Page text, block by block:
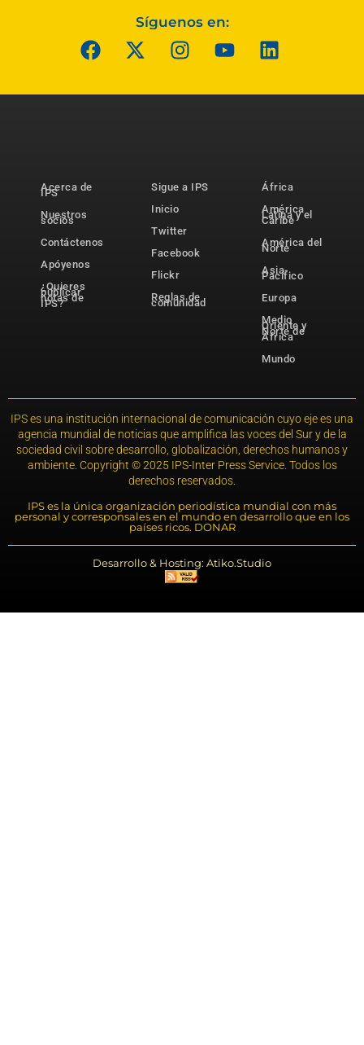
Síguenos en:
Acerca de
IPS
Nuestros
socios
Contáctenos
Apóyenos
¿Quieres
publicar
notas de
IPS?
Sigue a IPS
Inicio
Twitter
Facebook
Flickr
Reglas de
comunidad
África
América
Latina y el
Caribe
América del
Norte
Asia-
Pacífico
Europa
Medio
Oriente y
Norte de
África
Mundo
IPS es una institución internacional de comunicación cuyo eje es una
agencia mundial de noticias que amplifica las voces del Sur y de la
sociedad civil sobre desarrollo, globalización, derechos humanos y
ambiente. Copyright © 2025 IPS-Inter Press Service. Todos los
derechos reservados.
IPS es la única organización periodística mundial con más
personal y corresponsales en el mundo en desarrollo que en los
países ricos. DONAR
Desarrollo & Hosting: Atiko.Studio